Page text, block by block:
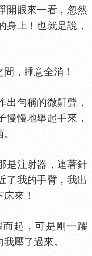
開眼來一看，忽然
身上！也就是說，
，睡意全消！
勻稱的微鼾聲，
慢慢地舉起手來，
注射器，連著針
了我的手臂，我出
來！
起，可是剛一躍
我壓了過來。